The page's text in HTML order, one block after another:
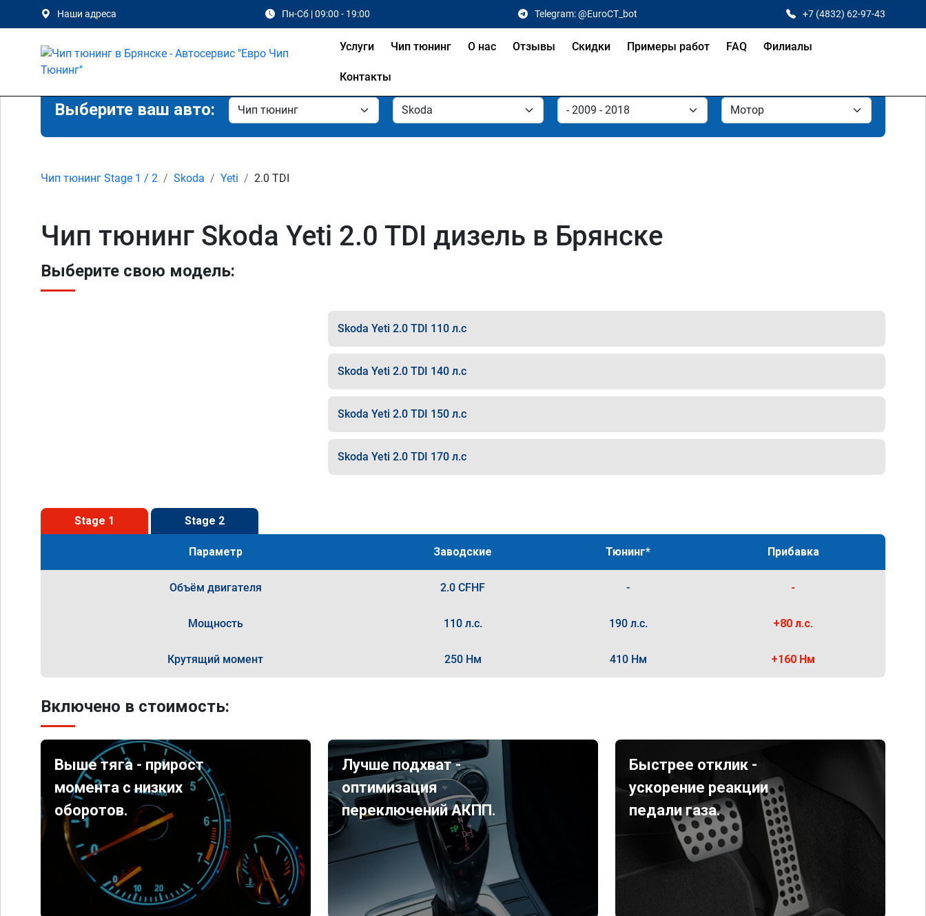
Наши адреса Пн-Сб | 09:00 - 19:00 Telegram: @EuroCT_bot +7 (4832) 62-97-43
Услуги Чип тюнинг О нас Отзывы Скидки Примеры работ FAQ Филиалы
Контакты
Выберите ваш авто:
Чип тюнинг Stage 1 / 2 Skoda Yeti 2.0 TDI
Чип тюнинг Skoda Yeti 2.0 TDI дизель в Брянске
Выберите свою модель:
Skoda Yeti 2.0 TDI 110 л.с
Skoda Yeti 2.0 TDI 140 л.с
Skoda Yeti 2.0 TDI 150 л.с
Skoda Yeti 2.0 TDI 170 л.с
Stage 1 Stage 2
Параметр Заводские Тюнинг* Прибавка
Объём двигателя 2.0 CFHF - -
Мощность 110 л.с. 190 л.с. +80 л.с.
Крутящий момент 250 Нм 410 Нм +160 Нм
Включено в стоимость:
Выше тяга - прирост
момента с низких
оборотов.
Лучше подхват -
оптимизация
переключений АКПП.
Быстрее отклик -
ускорение реакции
педали газа.